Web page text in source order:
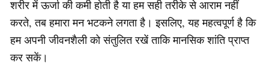
शरीर में ऊर्जा की कमी होती है या हम सही तरीके से आराम नहीं
करते, तब हमारा मन भटकने लगता है। इसलिए, यह महत्वपूर्ण है कि
हम अपनी जीवनशैली को संतुलित रखें ताकि मानसिक शांति प्राप्त
कर सकें।